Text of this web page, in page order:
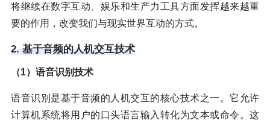
将继续在数字互动、娱乐和生产力工具方面发挥越来越重
要的作用，改变我们与现实世界互动的方式。
2. 基于音频的人机交互技术
（1）语音识别技术
语音识别是基于音频的人机交互的核心技术之一。它允许
计算机系统将用户的口头语言输入转化为文本或命令。这